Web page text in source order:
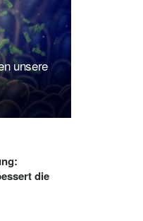
unsere
die